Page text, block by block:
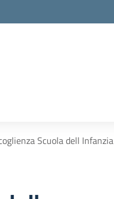
Scuola dell Infanzia